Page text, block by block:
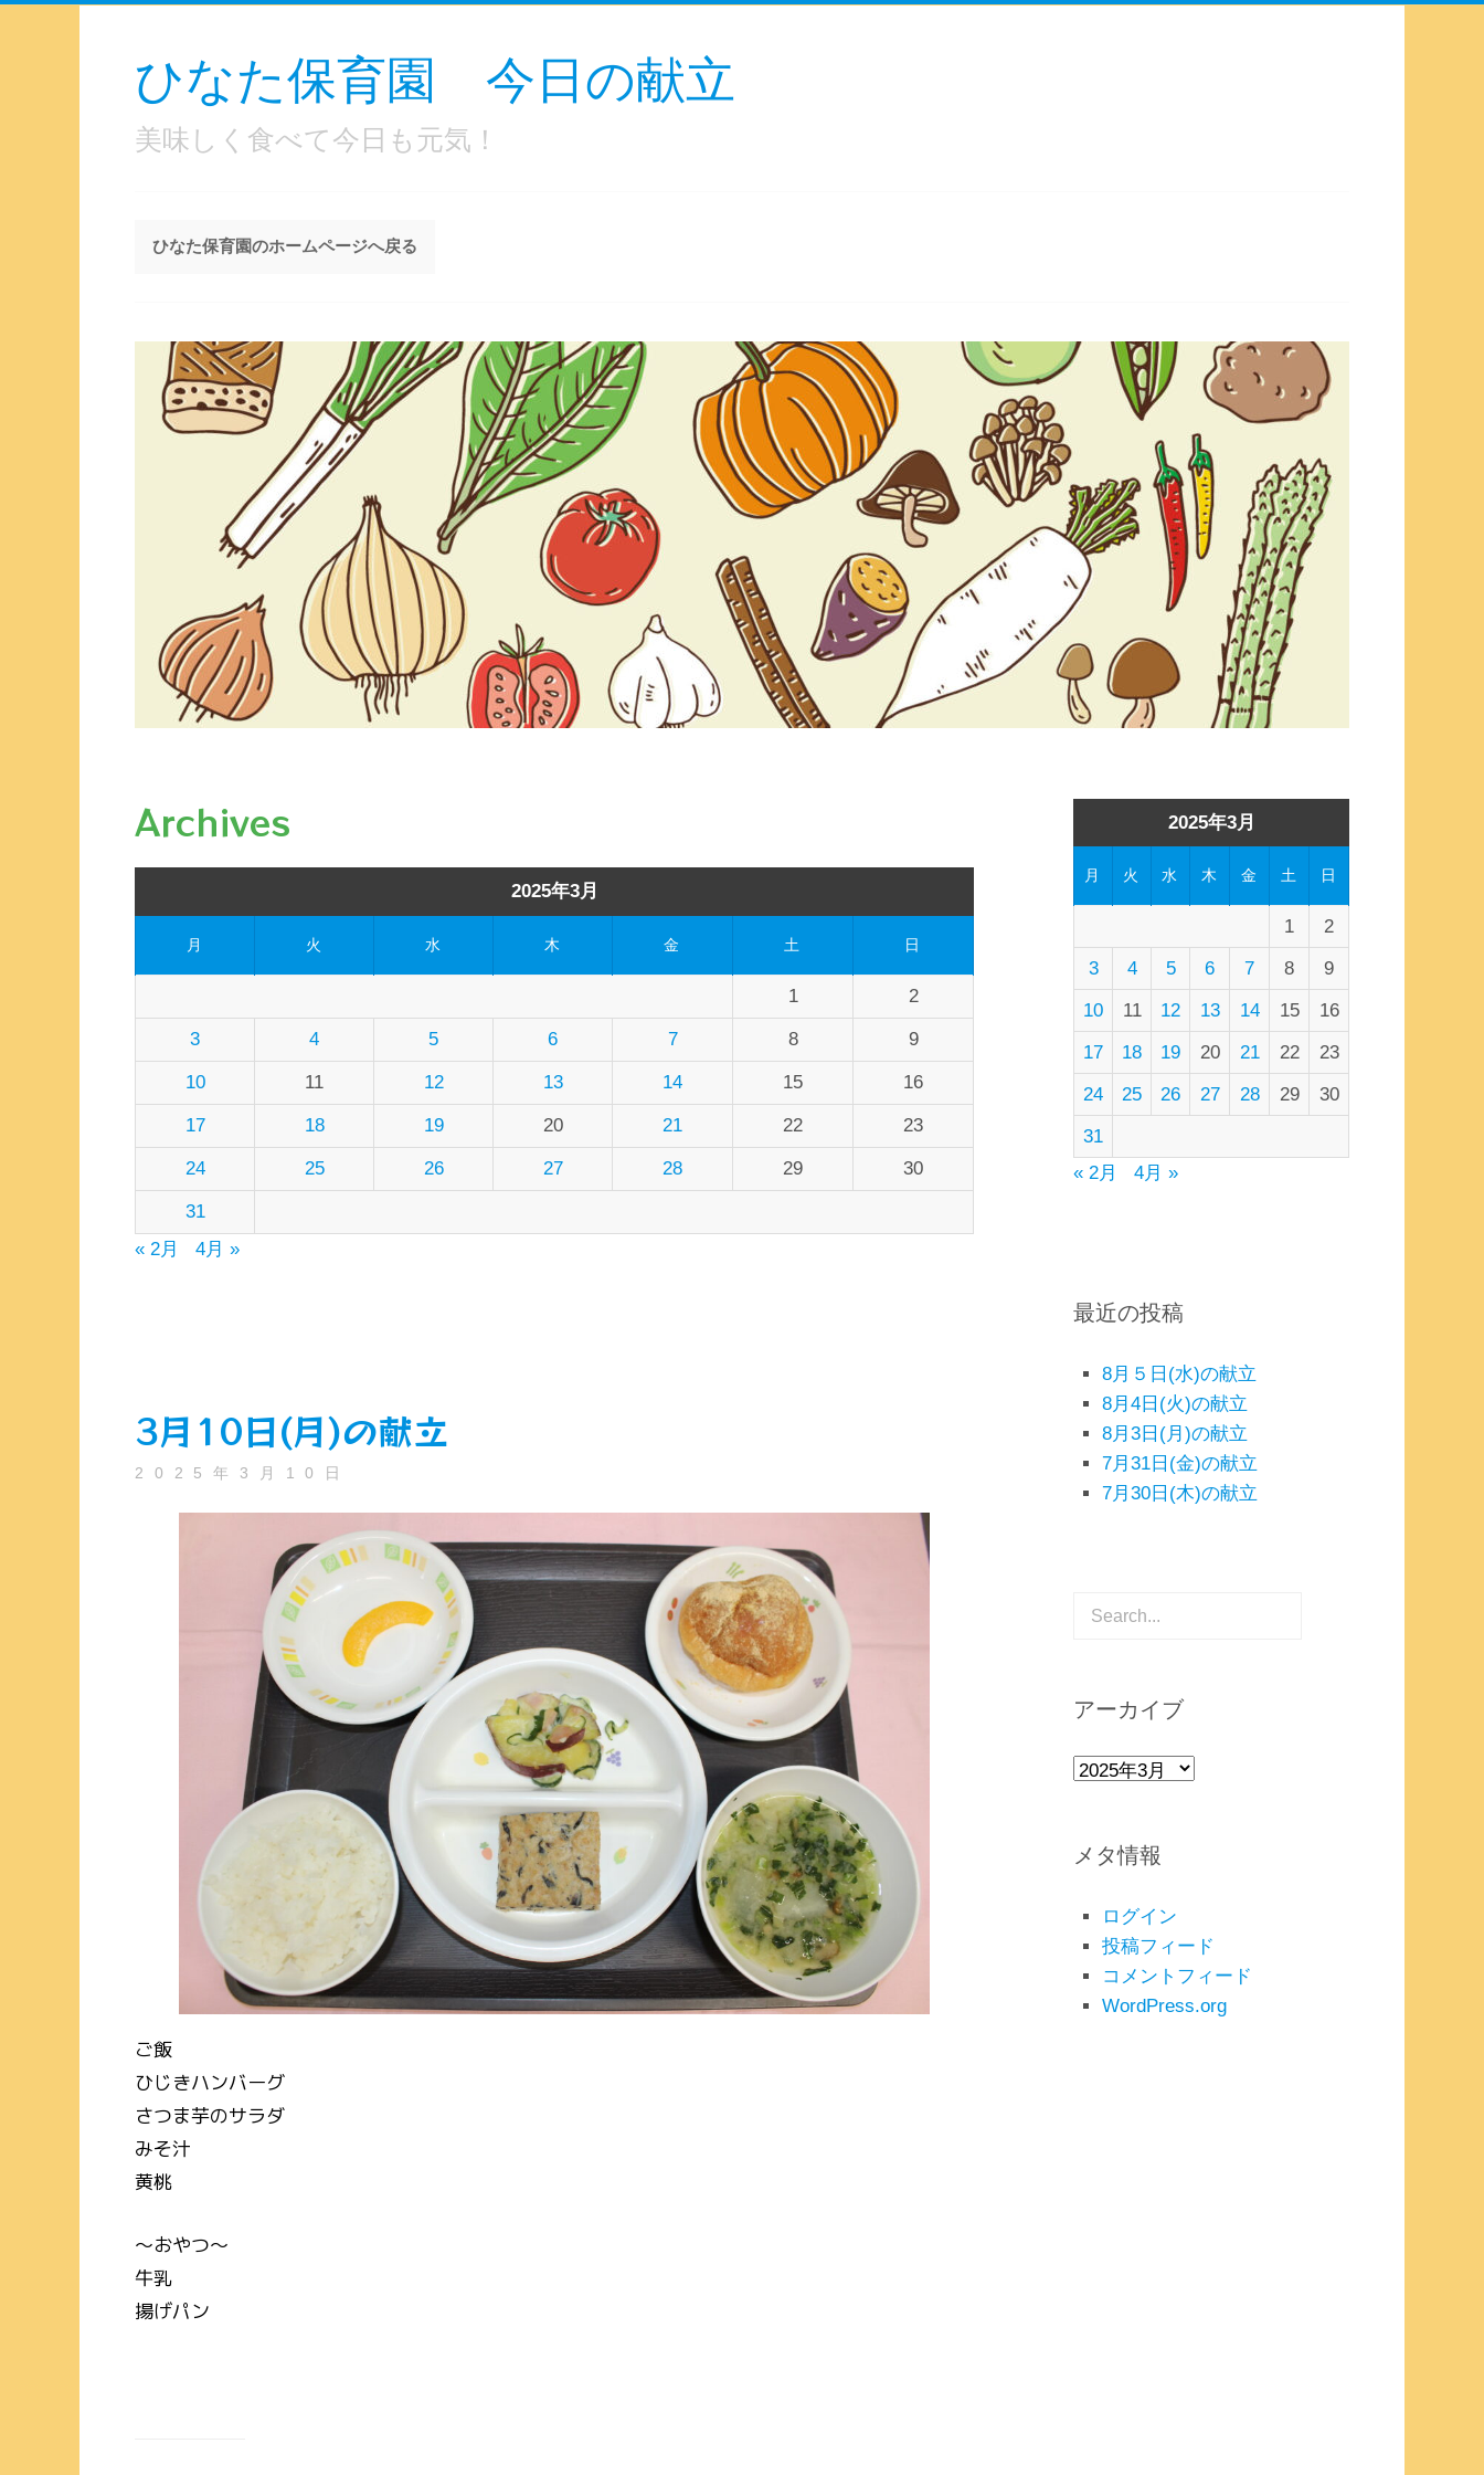
ひなた保育園 今日の献立
美味しく食べて今日も元気！
ひなた保育園のホームページへ戻る
Archives
2025年3月
月 火 水 木 金 土 日
1 2
3 4 5 6 7 8 9
10 11 12 13 14 15 16
17 18 19 20 21 22 23
24 25 26 27 28 29 30
31
« 2月
4月 »
3月10日(月)の献立
2025年3月10日
ご飯
ひじきハンバーグ
さつま芋のサラダ
みそ汁
黄桃
～おやつ～
牛乳
揚げパン
2025年3月
月 火 水 木 金 土 日
1
2
3
4 5 6 7 8
9
10
11 12 13 14 15
16
17
18 19 20 21 22
23
24
25 26 27 28 29
30
31
« 2月
4月 »
最近の投稿
8月５日(水)の献立
8月4日(火)の献立
8月3日(月)の献立
7月31日(金)の献立
7月30日(木)の献立
アーカイブ
ア
イ
メタ情報
ログイン
投稿フィード
コメントフィード
WordPress.org